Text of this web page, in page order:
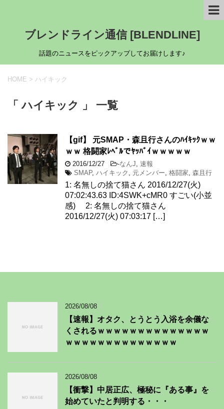
ブレンドライン通信 [BLENDLINE]
話題のニュースをピックアップしてお届けします♪
HOME > ハイキック
「 ハイキック 」 一覧
【gif】 元SMAP・森且行さんのﾊｲｷｯｸｗｗ
ｗｗ 格闘家ﾚﾍﾞﾙでﾔｯﾊﾞｲｗｗｗｗｗ
2016/12/27 -なんJ 速報
SMAP, ハイキック 元メンバー 格闘家 森且行
1: 名無しの捨て猫さん 2016/12/27(火)
07:02:43.63 ID:4SWK+cMR0 すごい(小並
感) 2: 名無しの捨て猫さん
2016/12/27(火) 07:03:17 […]
2026/08/08
【速報】オタク、とうとう入浴を余儀な
くされるｗｗｗｗｗｗｗｗｗｗｗｗｗｗ
ｗｗｗｗｗｗｗｗｗｗｗｗｗｗ
2026/08/08
【衝撃】中居正広、極秘に『ある事』を
始めていたと判明する・・・